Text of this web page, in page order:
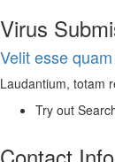
Virus
Velit esse
Laudantium, totam
Try out